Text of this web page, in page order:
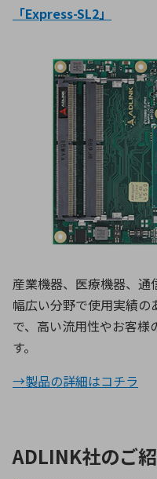
「Express-SL2」
産業機器、医療機器、
幅広い分野で使用実績の
で、高い流用性やお客様
す。
→製品の詳細はコチラ
ADLINK社のご